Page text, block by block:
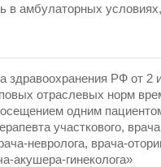
в амбулаторных
здравоохранения РФ от 2
отраслевых норм
одним
участкового,
невролога, врача-
акушера-гинеколога»